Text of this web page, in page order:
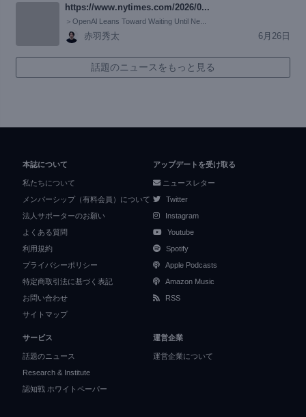
https://www.nytimes.com/2026/0...
＞OpenAl Leans Toward Waiting Until Ne...
赤羽秀太 6月26日
話題のニュースをもっと見る
本誌について
私たちについて
メンバーシップ（有料会員）について
法人サポーターのお願い
よくある質問
利用規約
プライバシーポリシー
特定商取引法に基づく表記
お問い合わせ
サイトマップ
アップデートを受け取る
ニュースレター
Twitter
Instagram
Youtube
Spotify
Apple Podcasts
Amazon Music
RSS
サービス
話題のニュース
Research & Institute
認知戦 ホワイトペーパー
運営企業
運営企業について